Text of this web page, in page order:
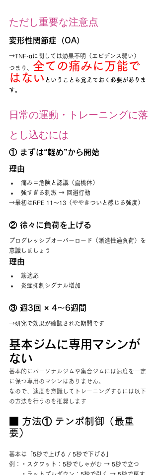
ただし重要な注意点
変形性関節症（OA）
→TNF-αに関しては効果不明（エビデンス弱い）
つまり、 全ての痛みに万能で
はない ということも覚えておく必要がありま
す。
日常の運動・トレーニングに落
とし込むには
① まずは“軽め”から開始
理由
痛み＝危険と認識（扁桃体）
強すぎる刺激 → 回避行動
→最初はRPE 11〜13（ややきついと感じる強度）
② 徐々に負荷を上げる
プログレッシブオーバーロード（漸進性過負荷）を
意識しましょう
理由
筋適応
炎症抑制シグナル増加
③ 週3回 × 4〜6週間
→研究で効果が確認された期間です
基本ジムに専用マシンが
ない
基本的にパーソナルジムや集合ジムには速度を一定
に保つ専用のマシンはありません。
なので、速度を意識してトレーニングするには以下
の方法を行うのを推奨します
■ 方法① テンポ制御（最重
要）
基本は「5秒で上げる / 5秒で下げる」
例：・スクワット：5秒でしゃがむ → 5秒で立つ